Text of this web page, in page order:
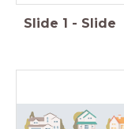
Slide 1 - Slide